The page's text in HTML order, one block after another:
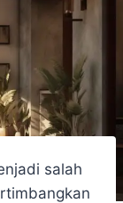
salah